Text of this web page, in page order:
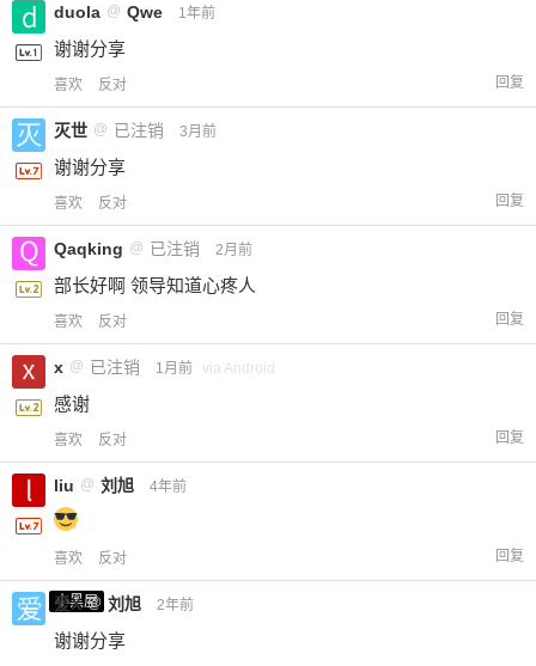
duola @ Qwe 1年前
谢谢分享
喜欢 反对 回复
灭世 @ 已注销 3月前
谢谢分享
喜欢 反对 回复
Qaqking @ 已注销 2月前
部长好啊 领导知道心疼人
喜欢 反对 回复
x @ 已注销 1月前 via Android
感谢
喜欢 反对 回复
liu @ 刘旭 4年前
喜欢 反对 回复
小黑屋
爱X @ 刘旭 2年前
谢谢分享